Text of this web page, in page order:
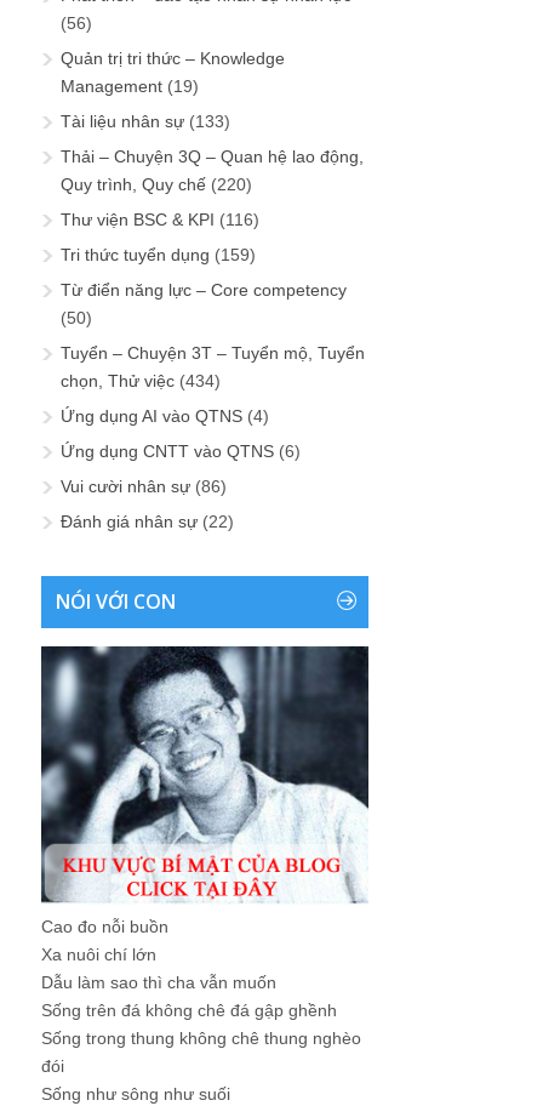
(56)
Quản trị tri thức – Knowledge
Management (19)
Tài liệu nhân sự (133)
Thải – Chuyện 3Q – Quan hệ lao động,
Quy trình, Quy chế (220)
Thư viện BSC & KPI (116)
Tri thức tuyển dụng (159)
Từ điển năng lực – Core competency
(50)
Tuyển – Chuyện 3T – Tuyển mộ, Tuyển
chọn, Thử việc (434)
Ứng dụng AI vào QTNS (4)
Ứng dụng CNTT vào QTNS (6)
Vui cười nhân sự (86)
Đánh giá nhân sự (22)
NÓI VỚI CON
Cao đo nỗi buồn
Xa nuôi chí lớn
Dẫu làm sao thì cha vẫn muốn
Sống trên đá không chê đá gập ghềnh
Sống trong thung không chê thung nghèo
đói
Sống như sông như suối